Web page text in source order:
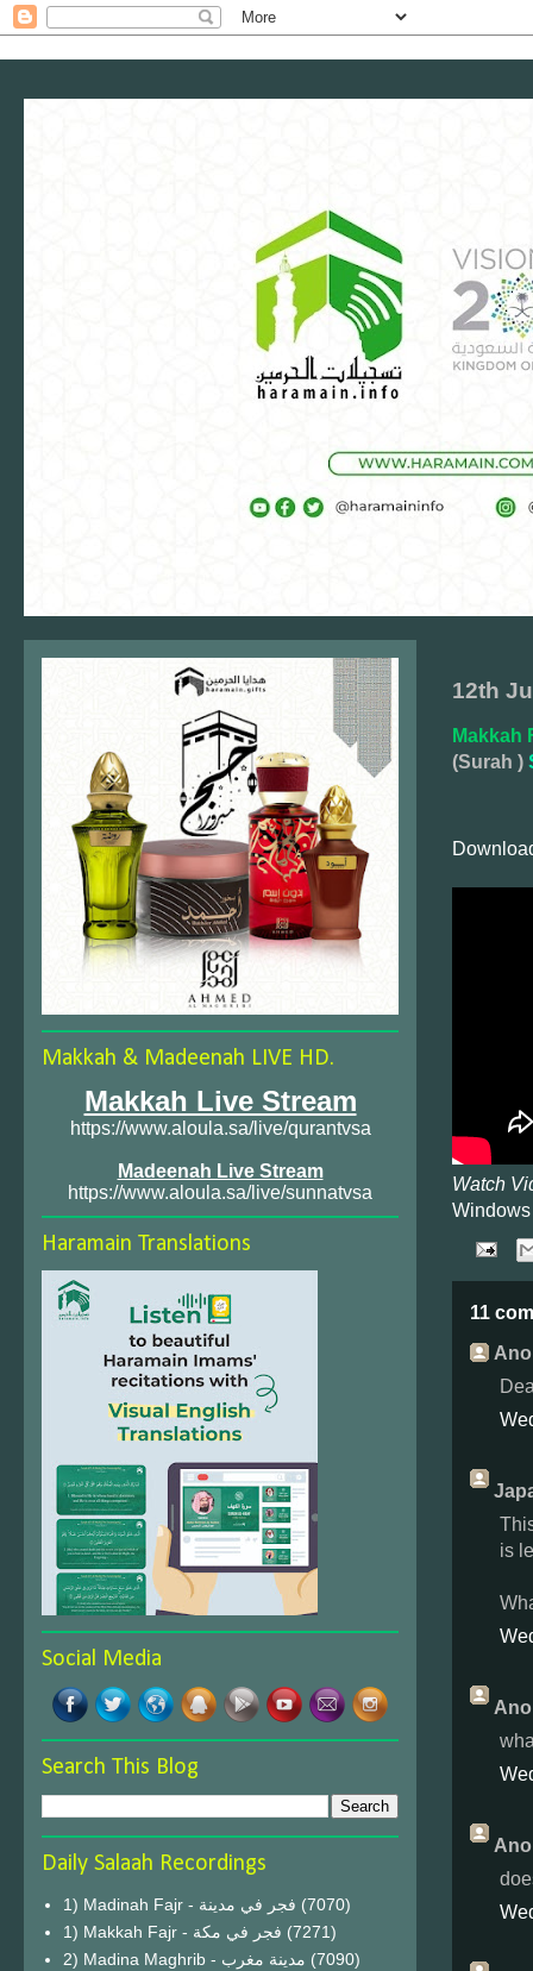
12th
Makkah
(Surah )
Watch
11
is
Makkah & Madeenah LIVE HD.
Makkah Live Stream
https://www.aloula.sa/live/qurantvsa
Madeenah Live Stream
https://www.aloula.sa/live/sunnatvsa
Haramain Translations
Social Media
Search This Blog
Daily Salaah Recordings
1) Madinah Fajr - فجر في مدينة (7070)
1) Makkah Fajr - فجر في مكة (7271)
2) Madina Maghrib - مدينة مغرب (7090)